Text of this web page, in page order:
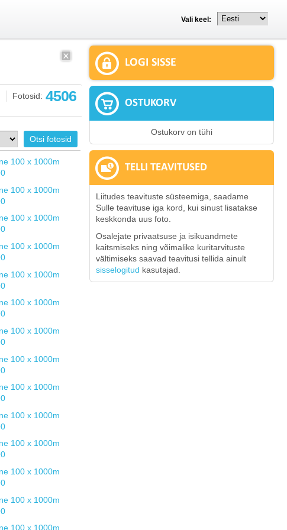
Vali keel:
Fotosid: 4506
LOGI SISSE
OSTUKORV
Ostukorv on tühi
TELLI TEAVITUSED
Liitudes teavituste süsteemiga, saadame
Sulle teavituse iga kord, kui sinust lisatakse
keskkonda uus foto.
Osalejate privaatsuse ja isikuandmete
kaitsmiseks ning võimalike kuritarvituste
vältimiseks saavad teavitusi tellida ainult
sisselogitud kasutajad.